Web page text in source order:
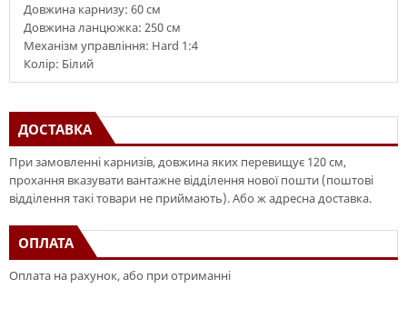
Довжина карнизу: 60 см
Довжина ланцюжка: 250 см
Механізм управління: Hard 1:4
Колір: Білий
ДОСТАВКА
При замовленні карнизів, довжина яких перевищує 120 см,
прохання вказувати вантажне відділення нової пошти (поштові
відділення такі товари не приймають). Або ж адресна доставка.
ОПЛАТА
Оплата на рахунок, або при отриманні